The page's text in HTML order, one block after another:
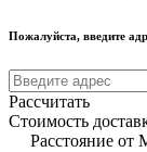
Пожалуйста, введите
Рассчитать
Стоимость
Расстояние